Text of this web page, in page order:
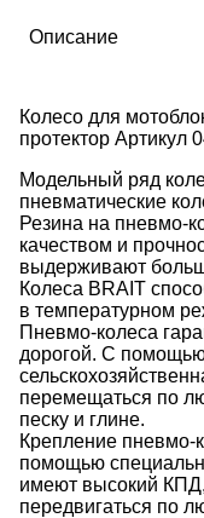
Описание
Колесо для
протектор Артикул
Модельный ряд
пневматические
Резина на пневмо-
качеством и
выдерживают
Колеса BRAIT
в температурном
Пневмо-колеса
дорогой. С
перемещаться по
песку и глине.
Крепление пневмо-
помощью
имеют высокий
передвигаться по